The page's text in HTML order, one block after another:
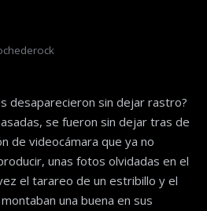
desaparecieron sin dejar rastro?
se fueron sin dejar tras de
de videocámara que ya no
unas fotos olvidadas en el
el tarareo de un estribillo y el
una buena en sus